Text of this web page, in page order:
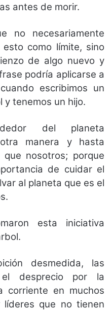
antes de morir.
no necesariamente
como límite, sino
de algo nuevo y
podría aplicarse a
escribimos un
y tenemos un hijo.
del planeta
manera y hasta
nosotros; porque
de cuidar el
al planeta que es el
esta iniciativa
desmedida, las
desprecio por la
corriente en muchos
líderes que no tienen